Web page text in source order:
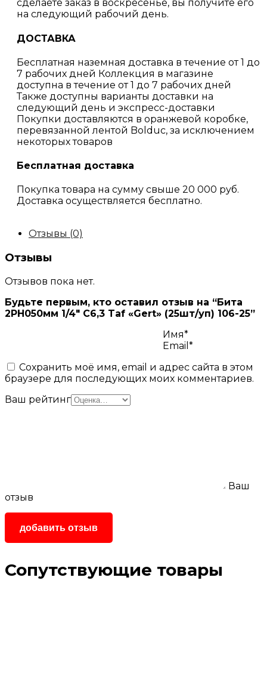
сделаете заказ в воскресенье, вы получите его
на следующий рабочий день.
ДОСТАВКА
Бесплатная наземная доставка в течение от 1 до
7 рабочих дней Коллекция в магазине
доступна в течение от 1 до 7 рабочих дней
Также доступны варианты доставки на
следующий день и экспресс-доставки
Покупки доставляются в оранжевой коробке,
перевязанной лентой Bolduc, за исключением
некоторых товаров
Бесплатная доставка
Покупка товара на сумму свыше 20 000 руб.
Доставка осуществляется бесплатно.
Отзывы (0)
Отзывы
Отзывов пока нет.
Будьте первым, кто оставил отзыв на “Бита
2PH050мм 1/4″ С6,3 Taf «Gert» (25шт/уп) 106-25”
Имя*
Email*
Сохранить моё имя, email и адрес сайта в этом
браузере для последующих моих комментариев.
Ваш рейтинг
Ваш
отзыв
Сопутствующие товары